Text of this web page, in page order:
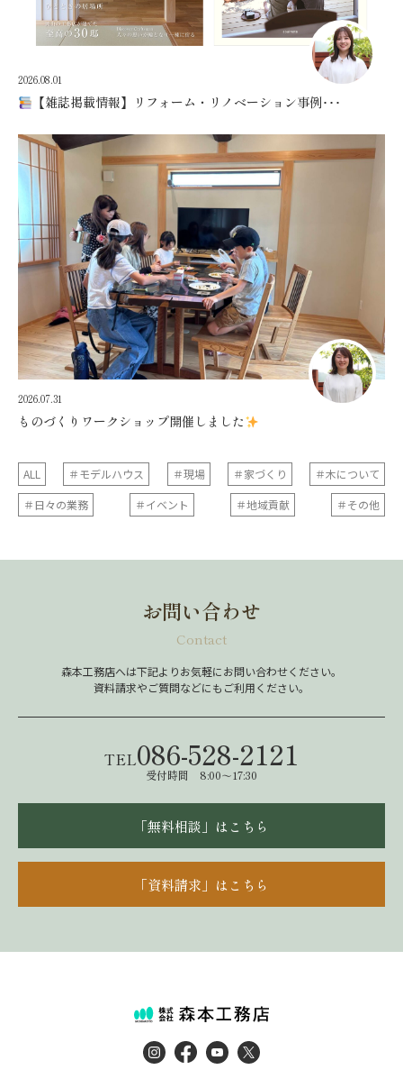
2026.08.01
【雑誌掲載情報】リフォーム・リノベーション事例･･･
2026.07.31
ものづくりワークショップ開催しました
ALL ＃モデルハウス ＃現場 ＃家づくり
＃木について
＃日々の業務
＃イベント ＃地域貢献 ＃その他
お問い合わせ
Contact
森本工務店へは下記よりお気軽にお問い合わせください。
資料請求やご質問などにもご利用ください。
TEL086-528-2121
受付時間 8:00～17:30
「無料相談」はこちら
「資料請求」はこちら